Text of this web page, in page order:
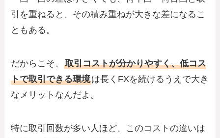
引を重ねると、その積み重ねが大きな差になるこ
ともある。
だからこそ、取引コストが分かりやすく、低コス
トで取引できる環境は長くFXを続けるうえで大き
なメリットなんだよ。
特に取引回数が多い人ほど、このコストの違いは